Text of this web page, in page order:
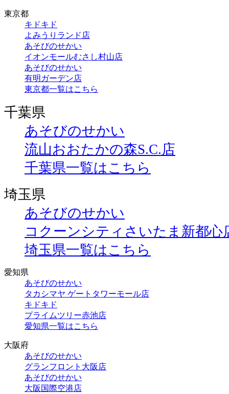
東京都
キドキド
よみうりランド店
あそびのせかい
イオンモールむさし村山店
あそびのせかい
有明ガーデン店
東京都一覧はこちら
千葉県
あそびのせかい
流山おおたかの森S.C.店
千葉県一覧はこちら
埼玉県
あそびのせかい
コクーンシティさいたま新都心
埼玉県一覧はこちら
愛知県
あそびのせかい
タカシマヤ ゲートタワーモール店
キドキド
プライムツリー赤池店
愛知県一覧はこちら
大阪府
あそびのせかい
グランフロント大阪店
あそびのせかい
大阪国際空港店